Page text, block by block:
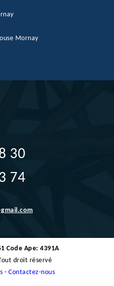
Mornay
30
74
Code Ape: 4391A
droit réservé
-Contactez-nous